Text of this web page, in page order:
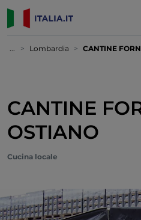
... Lombardia CANTINE
CANTINE
OSTIANO
Cucina locale